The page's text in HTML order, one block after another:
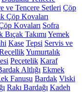
ve Tencere Setleri Çöp
Çöp Kovaları
Kovaları Sofra
Bıçak Takımı Yemek
Kase Tepsi Servis ve
Yumurtalık
Peçetelik Karaf
Altlığı Ekmek
Fanusu Bardak Viski
Rakı Bardağı Kadeh